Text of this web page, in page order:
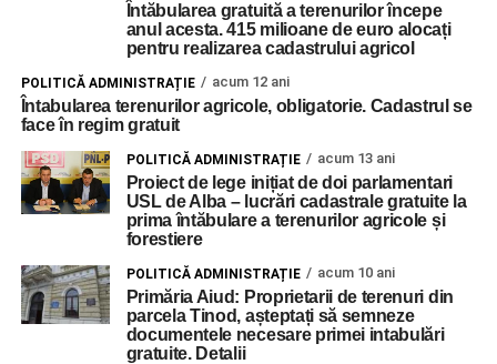
Întăbularea gratuită a terenurilor începe
anul acesta. 415 milioane de euro alocați
pentru realizarea cadastrului agricol
POLITICĂ ADMINISTRAȚIE acum 12 ani
Întabularea terenurilor agricole, obligatorie. Cadastrul se
face în regim gratuit
POLITICĂ ADMINISTRAȚIE acum 13 ani
Proiect de lege inițiat de doi parlamentari
USL de Alba – lucrări cadastrale gratuite la
prima întăbulare a terenurilor agricole și
forestiere
POLITICĂ ADMINISTRAȚIE acum 10 ani
Primăria Aiud: Proprietarii de terenuri din
parcela Tinod, așteptați să semneze
documentele necesare primei intabulări
gratuite. Detalii